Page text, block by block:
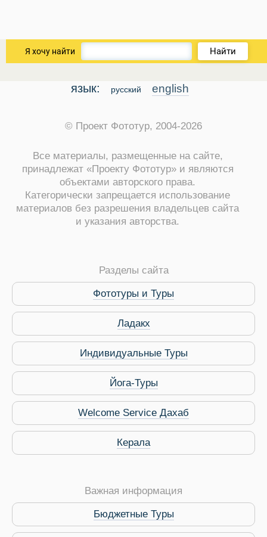
Путеводитель по
Я хочу найти Найти
язык: русский english
© Проект Фототур, 2004-2026
Все материалы, размещенные на сайте,
принадлежат «Проекту Фототур» и являются
объектами авторского права.
Категорически запрещается использование
материалов без разрешения владельцев сайта
и указания авторства.
Разделы сайта
Фототуры и Туры
Ладакх
Индивидуальные Туры
Йога-Туры
Welcome Service Дахаб
Керала
Важная информация
Бюджетные Туры